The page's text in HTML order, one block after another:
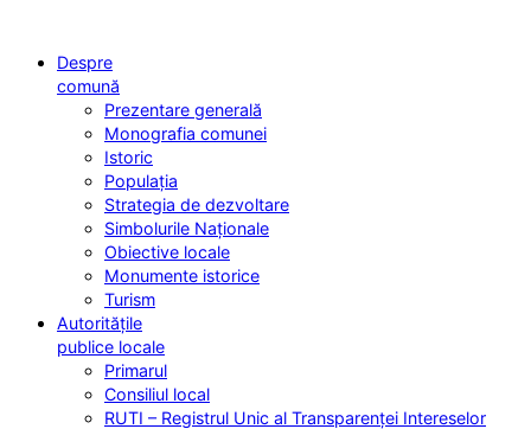
Despre
comună
Prezentare generală
Monografia comunei
Istoric
Populația
Strategia de dezvoltare
Simbolurile Naționale
Obiective locale
Monumente istorice
Turism
Autoritățile
publice locale
Primarul
Consiliul local
RUTI – Registrul Unic al Transparenței Intereselor